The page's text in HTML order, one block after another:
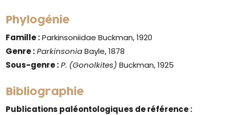
Phylogénie
Famille :Parkinsoniidae Buckman, 1920
Genre : ParkinsoniaBayle, 1878
Sous-genre : P. (Gonolkites) Buckman, 1925
Bibliographie
Publications paléontologiques de référence :